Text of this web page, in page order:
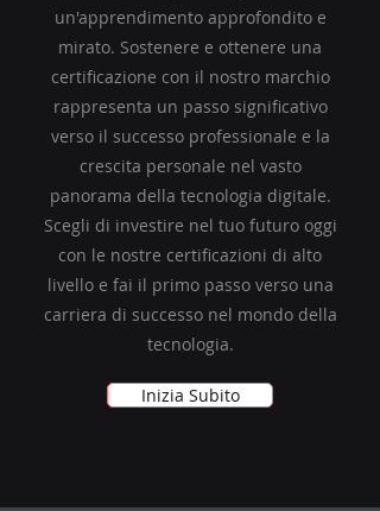
un'apprendimento approfondito e
mirato. Sostenere e ottenere una
certificazione con il nostro marchio
rappresenta un passo significativo
verso il successo professionale e la
crescita personale nel vasto
panorama della tecnologia digitale.
Scegli di investire nel tuo futuro oggi
con le nostre certificazioni di alto
livello e fai il primo passo verso una
carriera di successo nel mondo della
tecnologia.
Inizia Subito